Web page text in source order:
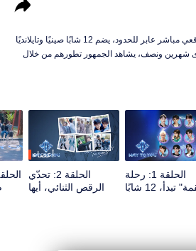
"Way To You" هو أول برنامج واقعي مباشر عابر للحدود، يضم 12 شابًا صينيًا وتايلانديًا
شهرين ونصف، يشاهد الجمهور تطورهم من خلال
سيحظى الثنائي الأكثر شعبية والأقوى كيمياءً
في النهاية.
الحلقة 1: رحلة
"القمة" تبدأ، 12 شابًا
أعضاء
الحلقة 2: تحدّي
الرقص الثنائي، أيها